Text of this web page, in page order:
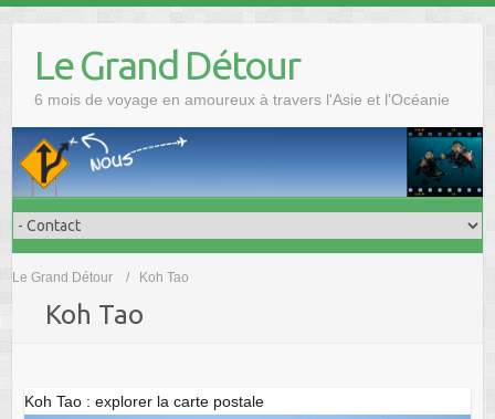
Le Grand Détour
6 mois de voyage en amoureux à travers l'Asie et l'Océanie
Le Grand Détour Koh Tao
Koh Tao
Koh Tao : explorer la carte postale